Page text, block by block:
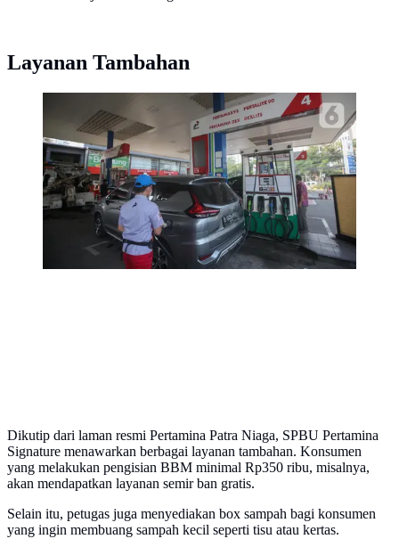
Layanan Tambahan
Petugas melakukan pengisian bahan bakar pertalite di
SPBU Pertamina Abdul Muis, Jakarta, Kamis
(30/6/2022). PT Pertamina (Persero) melalui anak
usahanya, PT Pertamina Patra Niaga, akan melakukan
uji coba pembelian bahan bakar minyak (BBM)
subsidi, Pertalite dan Solar, secara terbatas bagi
pengguna yang sudah terdaftar pada sistem
MyPertamina, mulai 1 Juli mendatang.
(Liputan6.com/Faizal Fanani)
Dikutip dari laman resmi Pertamina Patra Niaga, SPBU Pertamina
Signature menawarkan berbagai layanan tambahan. Konsumen
yang melakukan pengisian BBM minimal Rp350 ribu, misalnya,
akan mendapatkan layanan semir ban gratis.
Selain itu, petugas juga menyediakan box sampah bagi konsumen
yang ingin membuang sampah kecil seperti tisu atau kertas.